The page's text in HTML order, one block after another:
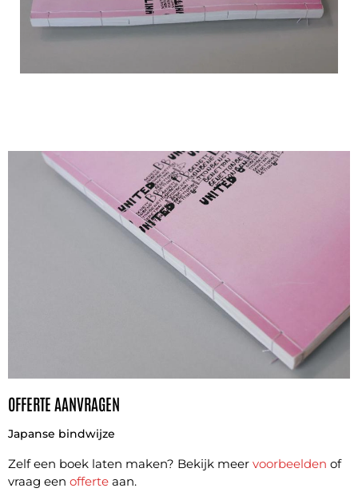
OFFERTE AANVRAGEN
Japanse bindwijze
Zelf een boek laten maken? Bekijk meer voorbeelden of
vraag een offerte aan.